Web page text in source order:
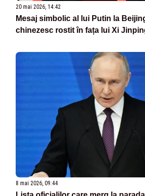
20 mai 2026, 14:42
Mesaj simbolic al lui Putin la
chinezesc rostit în fața lui Xi
8 mai 2026, 09:44